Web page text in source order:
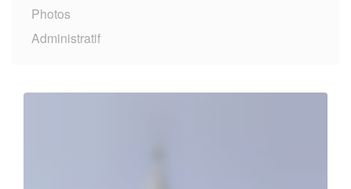
Photos
Administratif